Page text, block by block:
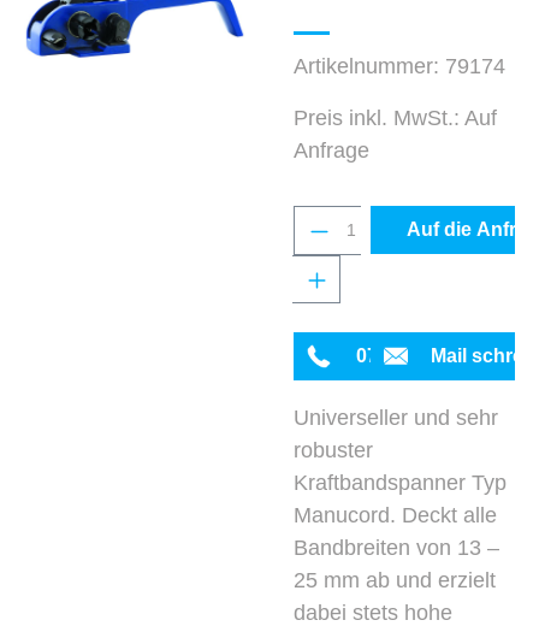
Artikelnummer: 79174
Preis inkl. MwSt.: Auf
Anfrage
Produkt Anzahl:
Auf die
0711 342934-0
Mail
Universeller und sehr
robuster
Kraftbandspanner Typ
Manucord. Deckt alle
Bandbreiten von 13 –
25 mm ab und erzielt
dabei stets hohe